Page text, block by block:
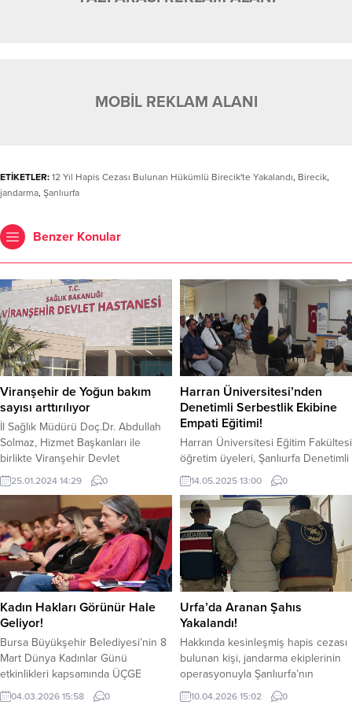
MOBİL REKLAM ALANI
ETİKETLER: 12 Yıl Hapis Cezası Bulunan Hükümlü Birecik'te Yakalandı, Birecik,
jandarma, Şanlıurfa
Benzer Konular
Viranşehir de Yoğun bakım
sayısı arttırılıyor
İl Sağlık Müdürü Doç.Dr. Abdullah
Solmaz, Hizmet Başkanları ile
birlikte Viranşehir Devlet
Hastanesinde incelemelerde
bulunarak, Hastane Başhekimi
Uzm. Dr. Muhammet Yılmaz dan
sunulan sağlık hizmeti hakkında
bilgi aldı. İl Sağlık Müdürü Doç.Dr.
Abdullah Solmaz “Sağlık tesisleri
ziyaretleri kapsamında Viranşehir
ilçe Devlet Hastanesi’ni ziyaret
ettik. Viranşehir Devlet Hastanemiz
200 yataklı bir...
25.01.2024 14:29 0
Harran Üniversitesi’nden
Denetimli Serbestlik Ekibine
Empati Eğitimi!
Harran Üniversitesi Eğitim Fakültesi
öğretim üyeleri, Şanlıurfa Denetimli
Serbestlik Müdürlüğü personeline
yönelik kapsamlı bir eğitim
programı düzenledi. Şanlıurfa
Ticaret ve Sanayi Odası Konferans
Salonu’nda gerçekleştirilen
eğitimde, denetimli serbestlikte
görevli personel ve yöneticiler
katılım sağladı. Eğitim programı,
Doç. Dr. Mehmet Fatih Karacabey
ve Dr. Öğr. Üyesi Fırat Altun’un
sunumlarıyla başladı. Uzman...
14.05.2025 13:00 0
Kadın Hakları Görünür Hale
Geliyor!
Bursa Büyükşehir Belediyesi’nin 8
Mart Dünya Kadınlar Günü
etkinlikleri kapsamında ÜÇGE
Fabrikası’nda düzenlediği atölye
04.03.2026 15:58 0
Urfa’da Aranan Şahıs
Yakalandı!
Hakkında kesinleşmiş hapis cezası
bulunan kişi, jandarma ekiplerinin
operasyonuyla Şanlıurfa’nın
Karaköprü ilçesinde gözaltına
10.04.2026 15:02 0